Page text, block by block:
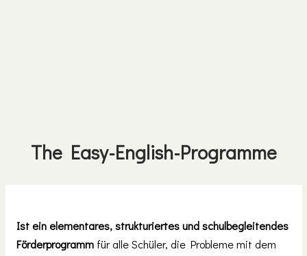
The Easy-English-Programme
Ist ein elementares, strukturiertes und schulbegleitendes
Förderprogrammfür alle Schüler, die Probleme mit dem